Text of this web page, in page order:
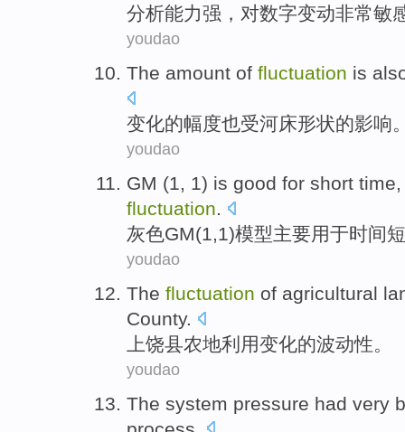
分析能力强 ， 对数字变动非常敏
youdao
The amount of fluctuation is
变化的幅度也受河床形状的影响
youdao
GM (1, 1) is good for short
fluctuation.
灰色GM(1,1)模型主要用于时间短
youdao
The fluctuation of agricultural
County.
上饶县农地利用变化的波动性。
youdao
The system pressure had very